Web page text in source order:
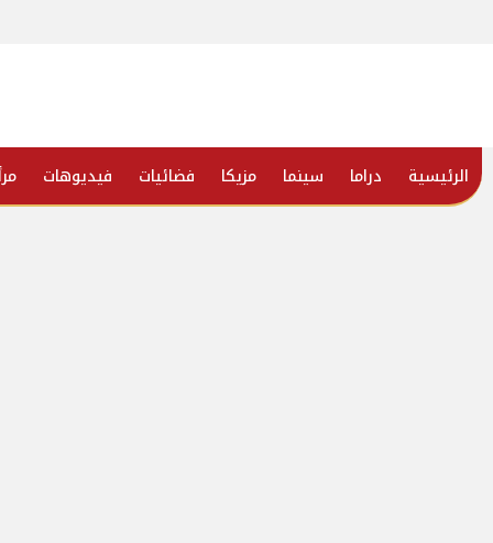
الرئيسية دراما سينما مزيكا فضائيات فيديوهات